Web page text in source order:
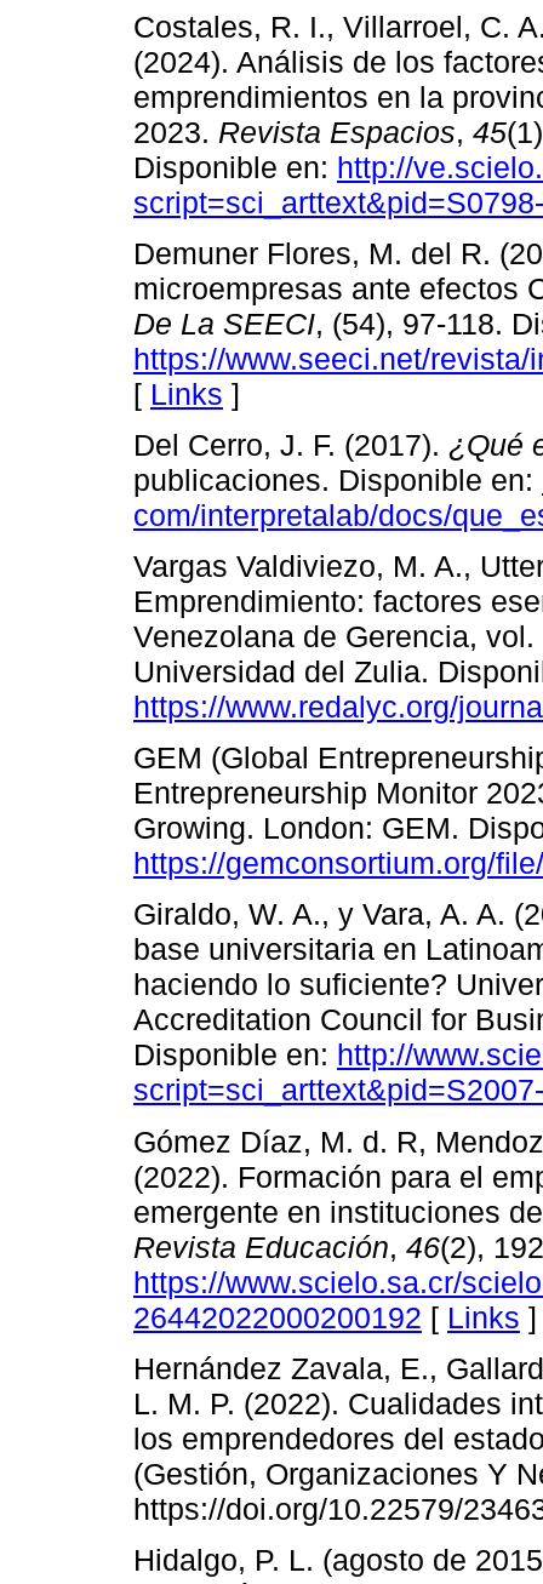
Costales, R. I., Villarroel, C.
(2024). Análisis de los
emprendimientos en la
2023. Revista Espacios, 45
Disponible en: http://
Demuner Flores, M. del R.
microempresas ante efectos
De La SEECI, (54), 97-118.
https://www.seeci.net/
[ Links ]
Del Cerro, J. F. (2017). ¿Qué
publicaciones. Disponible en:
com/interpretalab/docs/
Vargas Valdiviezo, M. A.,
Emprendimiento: factores
Venezolana de Gerencia,
Universidad del Zulia.
https://www.redalyc.org/
GEM (Global
Entrepreneurship Monitor
Growing. London: GEM.
https://gemconsortium.org/
Giraldo, W. A., y Vara, A. A.
base universitaria en
haciendo lo suficiente?
Accreditation Council for
Disponible en: http://
Gómez Díaz, M. d. R,
(2022). Formación para el
emergente en instituciones
Revista Educación, 46(2),
https://www.scielo.sa.cr/
26442022000200192 [ Links ]
Hernández Zavala, E.,
L. M. P. (2022). Cualidades
los emprendedores del
(Gestión, Organizaciones Y
https://doi.org/10.22579/
Hidalgo, P. L. (agosto de